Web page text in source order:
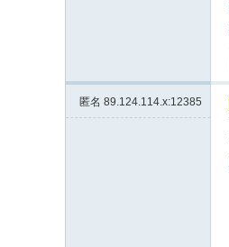
匿名 89.124.114.x:12385